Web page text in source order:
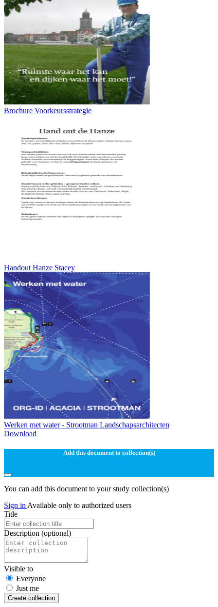
Brochure Voorkeursstrategie
Handout Hanze Stacey
Werken met water - Strootman Landschapsarchitecten
Download
Add this document to collection(s)
You can add this document to your study collection(s)
Sign in Available only to authorized users
Title
Description (optional)
Visible to
Everyone
Just me
Create collection